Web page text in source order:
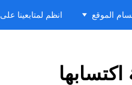
الموقع انظم لمتابعينا على